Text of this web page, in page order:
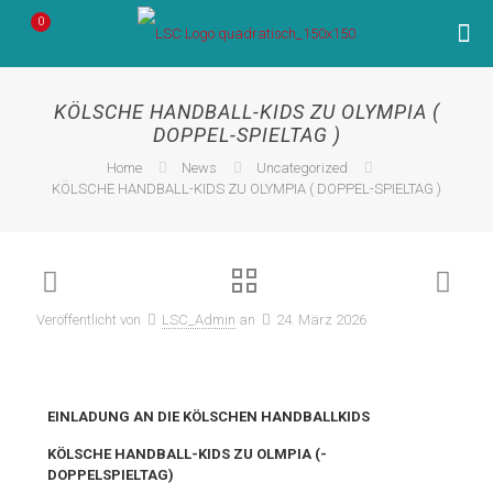
0
KÖLSCHE HANDBALL-KIDS ZU OLYMPIA (
DOPPEL-SPIELTAG )
Home News
Uncategorized
KÖLSCHE HANDBALL-KIDS ZU OLYMPIA ( DOPPEL-SPIELTAG )
Veröffentlicht von LSC_Admin an 24. März 2026
EINLADUNG AN DIE KÖLSCHEN HANDBALLKIDS
KÖLSCHE HANDBALL-KIDS ZU OLMPIA (-
DOPPELSPIELTAG)